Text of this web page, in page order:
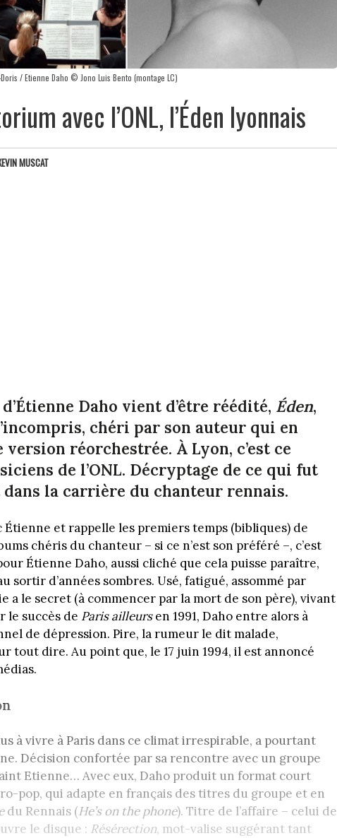
/ Etienne Daho © Jono Luis Bento (montage LC)
avec l’ONL, l’Éden lyonnais
MUSCAT
Daho vient d’être réédité, Éden,
chéri par son auteur qui en
réorchestrée. À Lyon, c’est ce
de l’ONL. Décryptage de ce qui fut
dans la carrière du chanteur rennais.
Étienne et rappelle les premiers temps (bibliques) de
chéris du chanteur – si ce n’est son préféré –, c’est
Étienne Daho, aussi cliché que cela puisse paraître,
sortir d’années sombres. Usé, fatigué, assommé par
a le secret (à commencer par la mort de son père), vivant
le succès de Paris ailleursen 1991, Daho entre alors à
de dépression. Pire, la rumeur le dit malade,
tout dire. Au point que, le 17 juin 1994, il est annoncé
à vivre à Paris dans ce climat irrespirable, a pourtant
Décision confortée par sa rencontre avec un groupe
Etienne… Avec eux, Daho produit un format court
pop, qui adapte en français des titres du groupe et en
du Rennais (He’s on the phone). Titre de l’affaire – celui de
le disque : Résérection, mot-valise suggérant tant